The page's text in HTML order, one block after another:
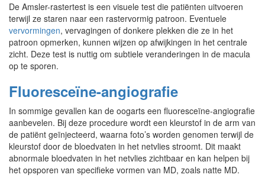
De Amsler-rastertest is een visuele test die patiënten uitvoeren
terwijl ze staren naar een rastervormig patroon. Eventuele
vervormingen, vervagingen of donkere plekken die ze in het
patroon opmerken, kunnen wijzen op afwijkingen in het centrale
zicht. Deze test is nuttig om subtiele veranderingen in de macula
op te sporen.
Fluoresceïne-angiografie
In sommige gevallen kan de oogarts een fluoresceïne-angiografie
aanbevelen. Bij deze procedure wordt een kleurstof in de arm van
de patiënt geïnjecteerd, waarna foto’s worden genomen terwijl de
kleurstof door de bloedvaten in het netvlies stroomt. Dit maakt
abnormale bloedvaten in het netvlies zichtbaar en kan helpen bij
het opsporen van specifieke vormen van MD, zoals natte MD.